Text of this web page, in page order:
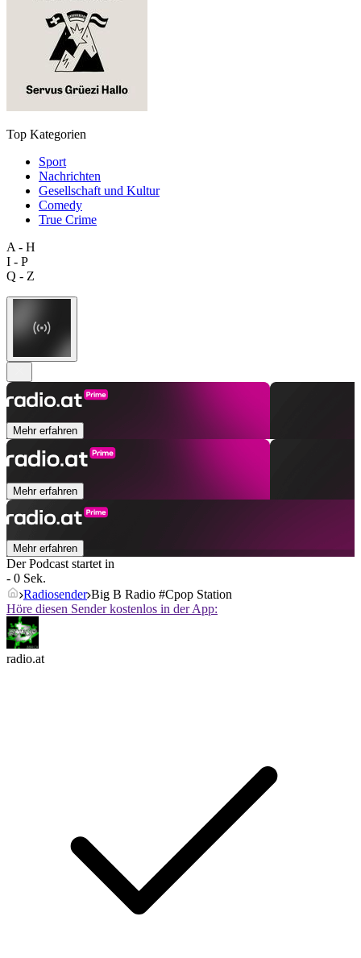
Top Kategorien
Sport
Nachrichten
Gesellschaft und Kultur
Comedy
True Crime
A - H
I - P
Q - Z
Mehr erfahren
Mehr erfahren
Mehr erfahren
Der Podcast startet in
- 0 Sek.
Radiosender Big B Radio #Cpop Station
Höre diesen Sender kostenlos in der App:
radio.at